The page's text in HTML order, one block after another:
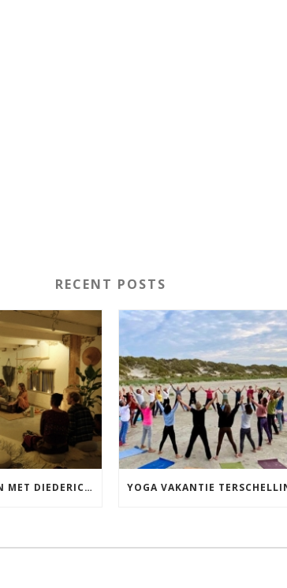
RECENT POSTS
MANTRA ZINGEN MET DIEDERICK IN LEEUWARDEN VRIJDAG 12 JUNI KIRTAN